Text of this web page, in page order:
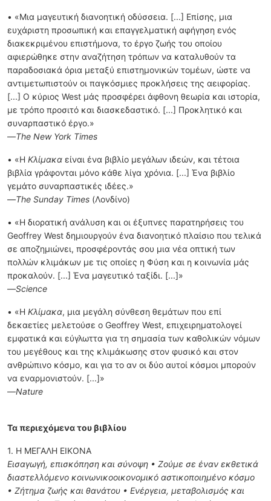
• «Μια μαγευτική διανοητική οδύσσεια. [...] Επίσης, μια
ευχάριστη προσωπική και επαγγελματική αφήγηση ενός
διακεκριμένου επιστήμονα, το έργο ζωής του οποίου
αφιερώθηκε στην αναζήτηση τρόπων να καταλυθούν τα
παραδοσιακά όρια μεταξύ επιστημονικών τομέων, ώστε να
αντιμετωπιστούν οι παγκόσμιες προκλήσεις της αειφορίας.
[...] Ο κύριος West μάς προσφέρει άφθονη θεωρία και ιστορία,
με τρόπο προσιτό και διασκεδαστικό. [...] Προκλητικό και
συναρπαστικό έργο.»
—The New York Times
• «Η Κλίμακα είναι ένα βιβλίο μεγάλων ιδεών, και τέτοια
βιβλία γράφονται μόνο κάθε λίγα χρόνια. [...] Ένα βιβλίο
γεμάτο συναρπαστικές ιδέες.»
—The Sunday Times (Λονδίνο)
• «Η διορατική ανάλυση και οι έξυπνες παρατηρήσεις του
Geoffrey West δημιουργούν ένα διανοητικό πλαίσιο που τελικά
σε αποζημιώνει, προσφέροντάς σου μια νέα οπτική των
πολλών κλιμάκων με τις οποίες η Φύση και η κοινωνία μάς
προκαλούν. [...] Ένα μαγευτικό ταξίδι. [...]»
—Science
• «Η Κλίμακα, μια μεγάλη σύνθεση θεμάτων που επί
δεκαετίες μελετούσε ο Geoffrey West, επιχειρηματολογεί
εμφατικά και εύγλωττα για τη σημασία των καθολικών νόμων
του μεγέθους και της κλιμάκωσης στον φυσικό και στον
ανθρώπινο κόσμο, και για το αν οι δύο αυτοί κόσμοι μπορούν
να εναρμονιστούν. [...]»
—Nature
Τα περιεχόμενα του βιβλίου
1. Η ΜΕΓΑΛΗ ΕΙΚΟΝΑ
Εισαγωγή, επισκόπηση και σύνοψη • Ζούμε σε έναν εκθετικά
διαστελλόμενο κοινωνικοοικονομικό αστικοποιημένο κόσμο
• Ζήτημα ζωής και θανάτου • Ενέργεια, μεταβολισμός και